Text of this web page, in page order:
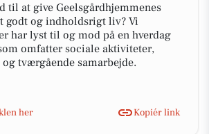
til at give Geelsgårdhjemmenes
godt og indholdsrigt liv? Vi
har lyst til og mod på en hverdag
omfatter sociale aktiviteter,
tværgående samarbejde.
her
Kopiér link